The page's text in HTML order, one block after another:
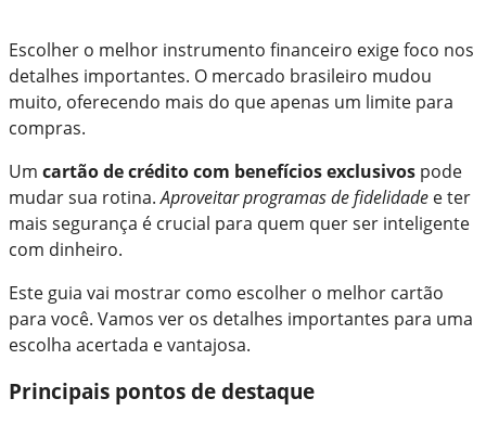
Escolher o melhor instrumento financeiro exige foco nos
detalhes importantes. O mercado brasileiro mudou
muito, oferecendo mais do que apenas um limite para
compras.
Um cartão de crédito com benefícios exclusivos pode
mudar sua rotina.Aproveitar programas de fidelidade e ter
mais segurança é crucial para quem quer ser inteligente
com dinheiro.
Este guia vai mostrar como escolher o melhor cartão
para você. Vamos ver os detalhes importantes para uma
escolha acertada e vantajosa.
Principais pontos de destaque